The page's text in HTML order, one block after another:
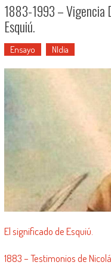
1883-1993 – Vigencia
Esquiú.
Ensayo NIdia
El significado de Esquiú.
1883 – Testimonios de